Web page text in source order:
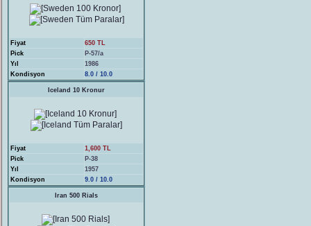
Fiyat
650 TL
Pick
P-57/a
Yıl
1986
Kondisyon
8.0 / 10.0
Iceland 10 Kronur
Fiyat
1,600 TL
Pick
P-38
Yıl
1957
Kondisyon
9.0 / 10.0
Iran 500 Rials